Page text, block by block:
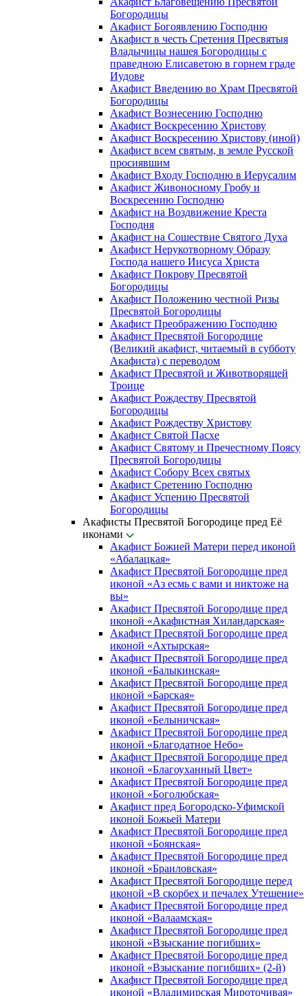
Богородицы
Акафист Богоявлению Господню
Акафист в честь Сретения Пресвятыя
Владычицы нашея Богородицы с
праведною Елисаветою в горнем граде
Иудове
Акафист Введению во Храм Пресвятой
Богородицы
Акафист Вознесению Господню
Акафист Воскресению Христову
Акафист Воскресению Христову (иной)
Акафист всем святым, в земле Русской
просиявшим
Акафист Входу Господню в Иерусалим
Акафист Живоносному Гробу и
Воскресению Господню
Акафист на Воздвижение Креста
Господня
Акафист на Сошествие Святого Духа
Акафист Нерукотворному Образу
Господа нашего Иисуса Христа
Акафист Покрову Пресвятой
Богородицы
Акафист Положению честной Ризы
Пресвятой Богородицы
Акафист Преображению Господню
Акафист Пресвятой Богородице
(Великий акафист, читаемый в субботу
Акафиста) с переводом
Акафист Пресвятой и Животворящей
Троице
Акафист Рождеству Пресвятой
Богородицы
Акафист Рождеству Христову
Акафист Святой Пасхе
Акафист Святому и Пречестному Поясу
Пресвятой Богородицы
Акафист Собору Всех святых
Акафист Сретению Господню
Акафист Успению Пресвятой
Богородицы
Акафисты Пресвятой Богородице пред Её
иконами
Акафист Божией Матери перед иконой
«Абалацкая»
Акафист Пресвятой Богородице пред
иконой «Аз есмь с вами и никтоже на
вы»
Акафист Пресвятой Богородице пред
иконой «Акафистная Хиландарская»
Акафист Пресвятой Богородице пред
иконой «Ахтырская»
Акафист Пресвятой Богородице пред
иконой «Балыкинская»
Акафист Пресвятой Богородице пред
иконой «Барская»
Акафист Пресвятой Богородице пред
иконой «Белыничская»
Акафист Пресвятой Богородице пред
иконой «Благодатное Небо»
Акафист Пресвятой Богородице пред
иконой «Благоуханный Цвет»
Акафист Пресвятой Богородице пред
иконой «Боголюбская»
Акафист пред Богородско-Уфимской
иконой Божьей Матери
Акафист Пресвятой Богородице пред
иконой «Боянская»
Акафист Пресвятой Богородице пред
иконой «Браиловская»
Акафист Пресвятой Богородице перед
иконой «В скорбех и печалех Утешение»
Акафист Пресвятой Богородице пред
иконой «Валаамская»
Акафист Пресвятой Богородице пред
иконой «Взыскание погибших»
Акафист Пресвятой Богородице пред
иконой «Взыскание погибших» (2-й)
Акафист Пресвятой Богородице пред
иконой «Владимирская Мироточивая»